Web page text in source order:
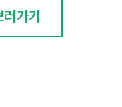
가기